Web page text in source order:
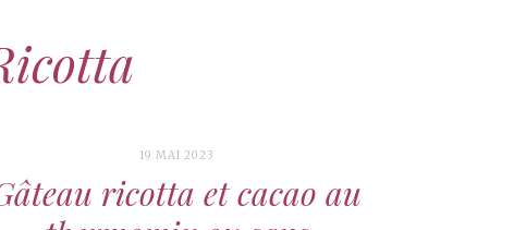
19 MAI 2023
ricotta et cacao au